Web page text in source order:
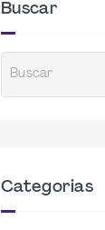
Buscar
Buscar
Categorias